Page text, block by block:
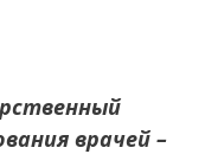
врачей –